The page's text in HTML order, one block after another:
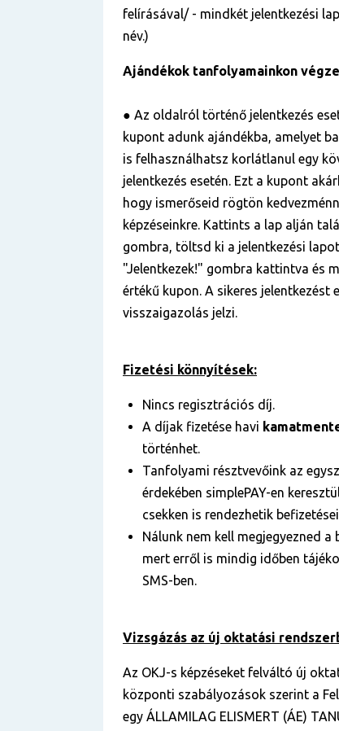
felírásával/ - mindkét jelentkezési
név.)
Ajándékok tanfolyamainkon
● Az oldalról történő jelentkezés
kupont adunk ajándékba, amelyet
is felhasználhatsz korlátlanul egy
jelentkezés esetén. Ezt a kupont
hogy ismerőseid rögtön
képzéseinkre. Kattints a lap alján
gombra, töltsd ki a jelentkezési
"Jelentkezek!" gombra kattintva és
értékű kupon. A sikeres jelentkezést
visszaigazolás jelzi.
Fizetési könnyítések:
Nincs regisztrációs díj.
A díjak fizetése havi
történhet.
Tanfolyami résztvevőink az
érdekében simplePAY-en
csekken is rendezhetik
Nálunk nem kell megjegyezned
mert erről is mindig időben
SMS-ben.
Vizsgázás az új oktatási
Az OKJ-s képzéseket felváltó új
központi szabályozások szerint a
egy ÁLLAMILAG ELISMERT (ÁE)